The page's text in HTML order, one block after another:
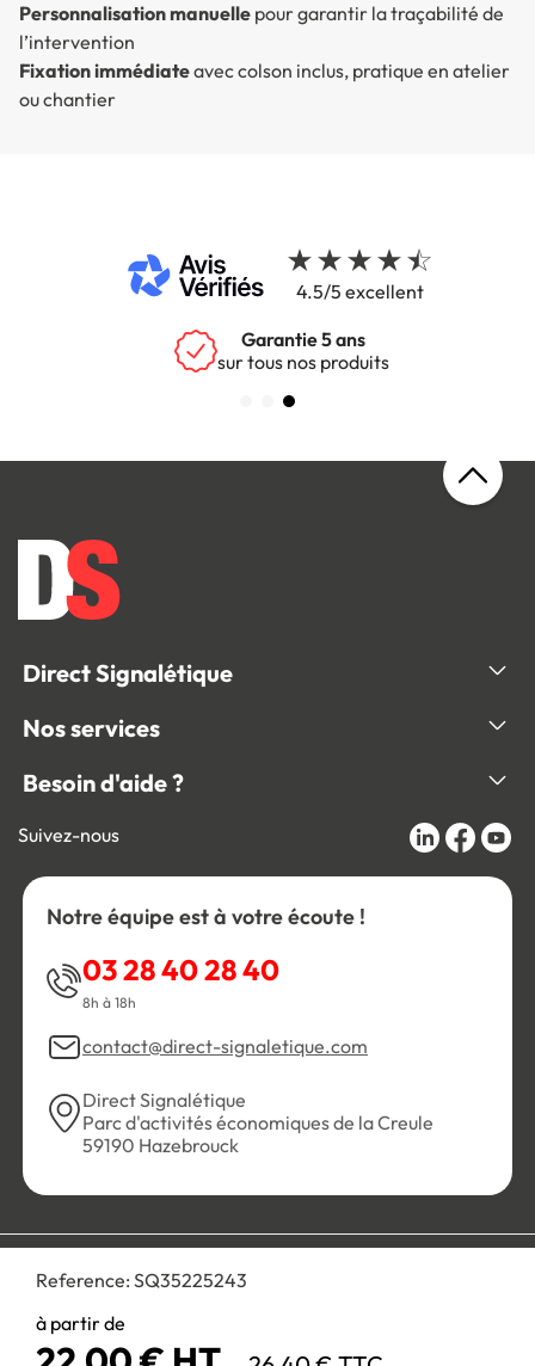
Reference: SQ35225243
à partir de
Personnalisation manuelle pour garantir la traçabilité de
l’intervention
Fixation immédiateavec colson inclus, pratique en atelier
ou chantier
4.5/5 excellent
Garantie 5 ans
sur tous nos produits
Direct Signalétique
Nos services
Besoin d'aide ?
Suivez-nous
Notre équipe est à votre écoute !
03 28 40 28 40
8h à 18h
contact@direct-signaletique.com
Direct Signalétique
Parc d'activités économiques de la Creule
59190 Hazebrouck
Personnaliser les cookies